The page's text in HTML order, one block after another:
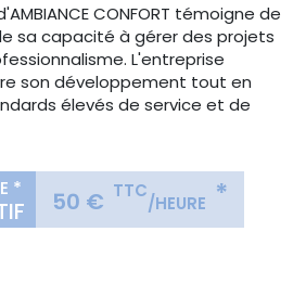
CONFORT témoigne de
sa capacité à gérer des projets
L'entreprise
son développement tout en
élevés de service et de
* 50 € TTC
/HEURE *